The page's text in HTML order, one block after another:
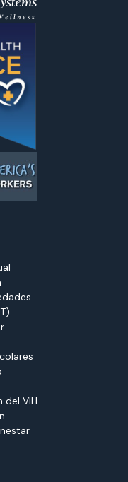
del VIH